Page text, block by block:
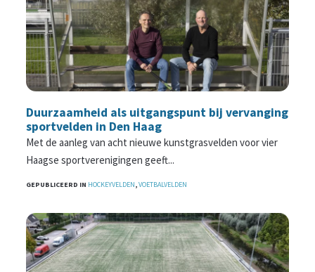
Duurzaamheid als uitgangspunt bij vervanging
sportvelden in Den Haag
Met de aanleg van acht nieuwe kunstgrasvelden voor vier
Haagse sportverenigingen geeft...
GEPUBLICEERD IN HOCKEYVELDEN,VOETBALVELDEN